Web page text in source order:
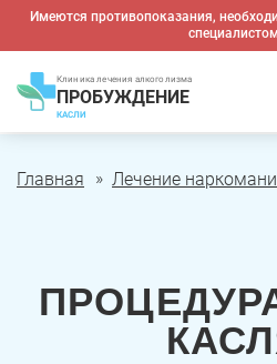
Имеются противопоказания,
Клиника лечения алкоголизма
ПРОБУЖДЕНИЕ
КАСЛИ
Главная Лечение